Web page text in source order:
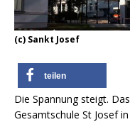
(c) Sankt Josef
teilen
Die Spannung steigt.
Gesamtschule St Josef